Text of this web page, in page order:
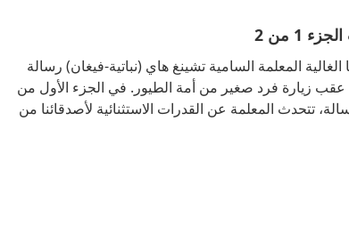
1 من 2
سجلت معلمتنا الغالية المعلمة السامية تشينغ هاي (نباتية-فيغان) رسالة
عقب زيارة فرد صغير من أمة الطيور. في الجزء الأول من
تتحدث المعلمة عن القدرات الاستثنائية لأصدقائنا من
جلالة الملك "سي" حول آثار ممارسة تأمل "كوان يين" على